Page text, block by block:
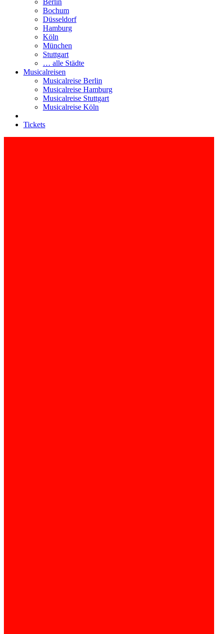
Berlin
Bochum
Düsseldorf
Hamburg
Köln
München
Stuttgart
… alle Städte
Musicalreisen
Musicalreise Berlin
Musicalreise Hamburg
Musicalreise Stuttgart
Musicalreise Köln
Tickets